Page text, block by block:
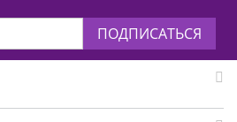
ПОДПИСАТЬСЯ